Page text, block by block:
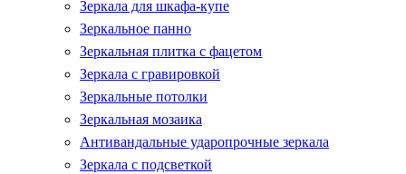
Зеркала для шкафа-купе
Зеркальное панно
Зеркальная плитка с фацетом
Зеркала с гравировкой
Зеркальные потолки
Зеркальная мозаика
Антивандальные ударопрочные зеркала
Зеркала с подсветкой